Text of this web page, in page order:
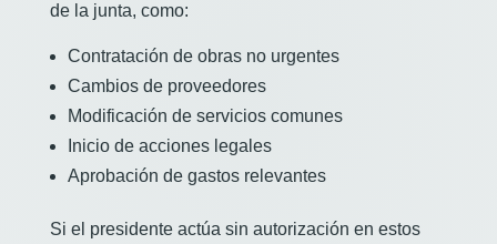
de la junta, como:
Contratación de obras no urgentes
Cambios de proveedores
Modificación de servicios comunes
Inicio de acciones legales
Aprobación de gastos relevantes
Si el presidente actúa sin autorización en estos